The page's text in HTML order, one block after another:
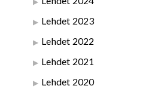
Lehdet 2023
Lehdet 2022
Lehdet 2021
Lehdet 2020